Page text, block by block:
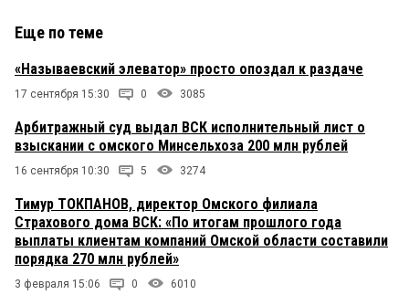
Еще по теме
«Называевский элеватор» просто опоздал к раздаче
17 сентября 15:30 0 3085
Арбитражный суд выдал ВСК исполнительный лист о
взыскании с омского Минсельхоза 200 млн рублей
16 сентября 10:30 5 3274
Тимур ТОКПАНОВ, директор Омского филиала
Страхового дома ВСК: «По итогам прошлого года
выплаты клиентам компаний Омской области составили
порядка 270 млн рублей»
3 февраля 15:06 0 6010